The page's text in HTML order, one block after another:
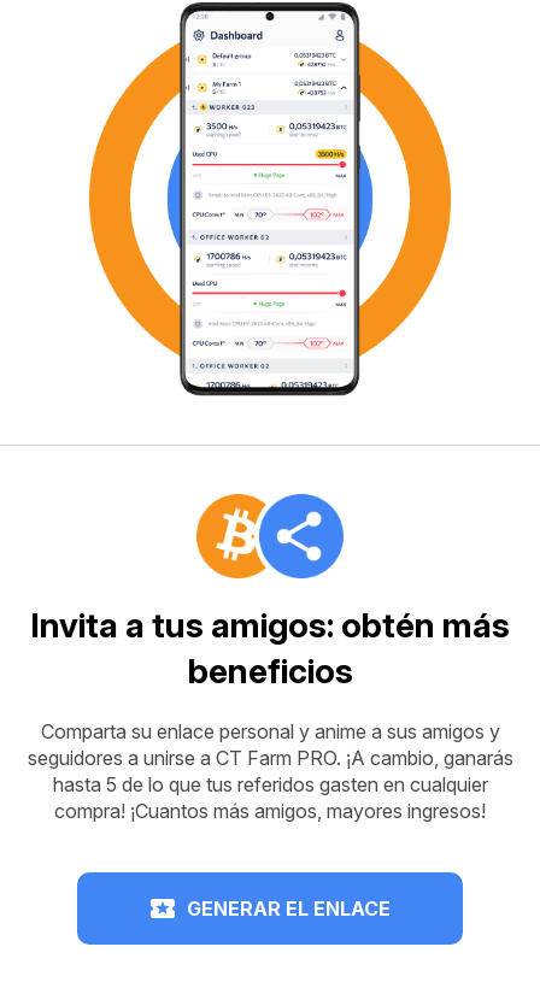
Invita a tus amigos: obtén más
beneficios
Comparta su enlace personal y anime a sus amigos y
seguidores a unirse a CT Farm PRO. ¡A cambio, ganarás
hasta 5 de lo que tus referidos gasten en cualquier
compra! ¡Cuantos más amigos, mayores ingresos!
GENERAR EL ENLACE